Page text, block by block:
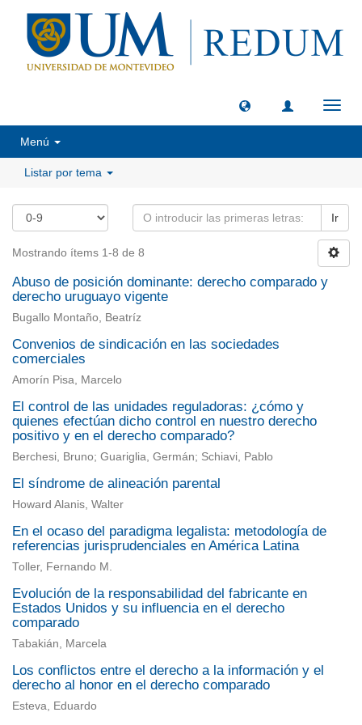
Menú
Listar por tema
Ir
Mostrando ítems 1-8 de 8
Abuso de posición dominante: derecho comparado y
derecho uruguayo vigente
Bugallo Montaño, Beatríz
Convenios de sindicación en las sociedades
comerciales
Amorín Pisa, Marcelo
El control de las unidades reguladoras: ¿cómo y
quienes efectúan dicho control en nuestro derecho
positivo y en el derecho comparado?
Berchesi, Bruno; Guariglia, Germán; Schiavi, Pablo
El síndrome de alineación parental
Howard Alanis, Walter
En el ocaso del paradigma legalista: metodología de
referencias jurisprudenciales en América Latina
Toller, Fernando M.
Evolución de la responsabilidad del fabricante en
Estados Unidos y su influencia en el derecho
comparado
Tabakián, Marcela
Los conflictos entre el derecho a la información y el
derecho al honor en el derecho comparado
Esteva, Eduardo